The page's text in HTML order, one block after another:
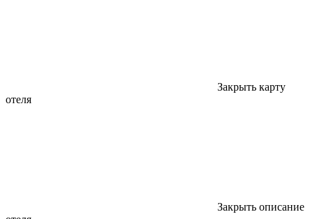
Закрыть карту
отеля
Закрыть описание